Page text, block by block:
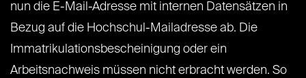
nun die E-Mail-Adresse mit internen Datensätzen in
Bezug auf die Hochschul-Mailadresse ab. Die
Immatrikulationsbescheinigung oder ein
Arbeitsnachweis müssen nicht erbracht werden. So